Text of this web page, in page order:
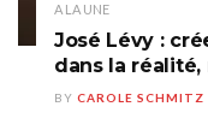
A LA UNE
José Lévy :
dans la réalité,
BY CAROLE SCHMITZ